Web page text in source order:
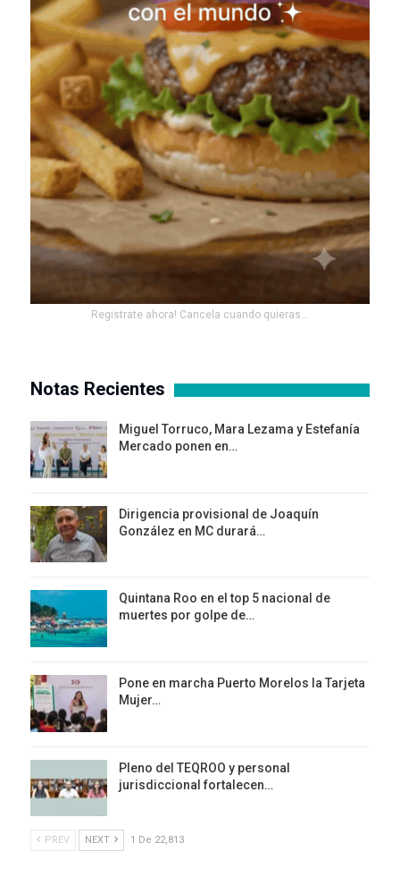
Registrate ahora! Cancela cuando quieras...
Notas Recientes
Miguel Torruco, Mara Lezama y Estefanía
Mercado ponen en…
Dirigencia provisional de Joaquín
González en MC durará…
Quintana Roo en el top 5 nacional de
muertes por golpe de…
Pone en marcha Puerto Morelos la Tarjeta
Mujer…
Pleno del TEQROO y personal
jurisdiccional fortalecen…
PREV NEXT 1 De 22,813